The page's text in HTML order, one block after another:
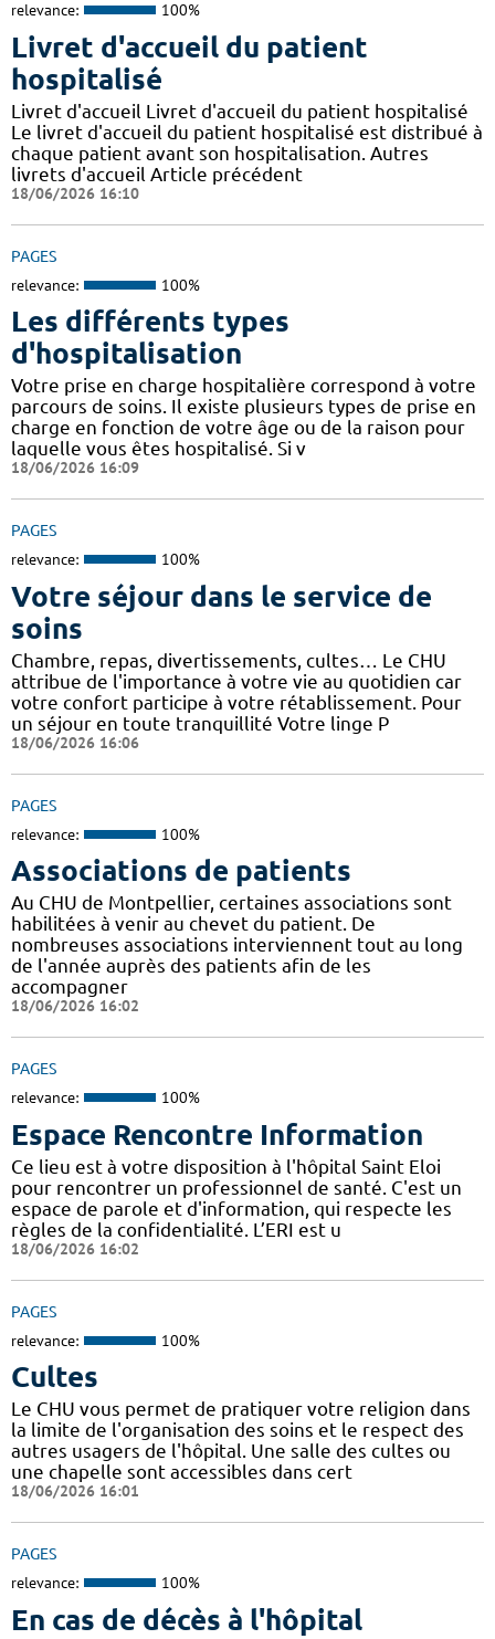
relevance: 100%
Livret d'accueil du patient
hospitalisé
Livret d'accueil Livret d'accueil du patient hospitalisé
Le livret d'accueil du patient hospitalisé est distribué à
chaque patient avant son hospitalisation. Autres
livrets d'accueil Article précédent
18/06/2026 16:10
PAGES
relevance: 100%
Les différents types
d'hospitalisation
Votre prise en charge hospitalière correspond à votre
parcours de soins. Il existe plusieurs types de prise en
charge en fonction de votre âge ou de la raison pour
laquelle vous êtes hospitalisé. Si v
18/06/2026 16:09
PAGES
relevance: 100%
Votre séjour dans le service de
soins
Chambre, repas, divertissements, cultes… Le CHU
attribue de l'importance à votre vie au quotidien car
votre confort participe à votre rétablissement. Pour
un séjour en toute tranquillité Votre linge P
18/06/2026 16:06
PAGES
relevance: 100%
Associations de patients
Au CHU de Montpellier, certaines associations sont
habilitées à venir au chevet du patient. De
nombreuses associations interviennent tout au long
de l'année auprès des patients afin de les
accompagner
18/06/2026 16:02
PAGES
relevance: 100%
Espace Rencontre Information
Ce lieu est à votre disposition à l'hôpital Saint Eloi
pour rencontrer un professionnel de santé. C'est un
espace de parole et d'information, qui respecte les
règles de la confidentialité. L’ERI est u
18/06/2026 16:02
PAGES
relevance: 100%
Cultes
Le CHU vous permet de pratiquer votre religion dans
la limite de l'organisation des soins et le respect des
autres usagers de l'hôpital. Une salle des cultes ou
une chapelle sont accessibles dans cert
18/06/2026 16:01
PAGES
relevance: 100%
En cas de décès à l'hôpital